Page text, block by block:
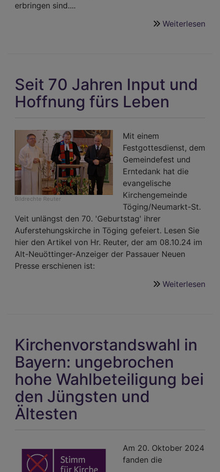
erbringen sind....
Weiterlesen
Seit 70 Jahren Input und
Hoffnung fürs Leben
Bildrechte Reuter
Mit einem
Festgottesdienst, dem
Gemeindefest und
Erntedank hat die
evangelische
Kirchengemeinde
Töging/Neumarkt-St.
Veit unlängst den 70. 'Geburtstag' ihrer
Auferstehungskirche in Töging gefeiert. Lesen Sie
hier den Artikel von Hr. Reuter, der am 08.10.24 im
Alt-Neuöttinger-Anzeiger der Passauer Neuen
Presse erschienen ist:
Weiterlesen
Kirchenvorstandswahl in
Bayern: ungebrochen
hohe Wahlbeteiligung bei
den Jüngsten und
Ältesten
Am 20. Oktober 2024
fanden die